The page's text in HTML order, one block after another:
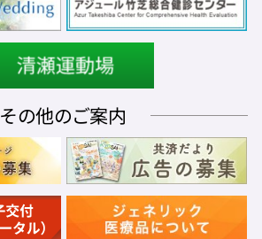
その他のご案内